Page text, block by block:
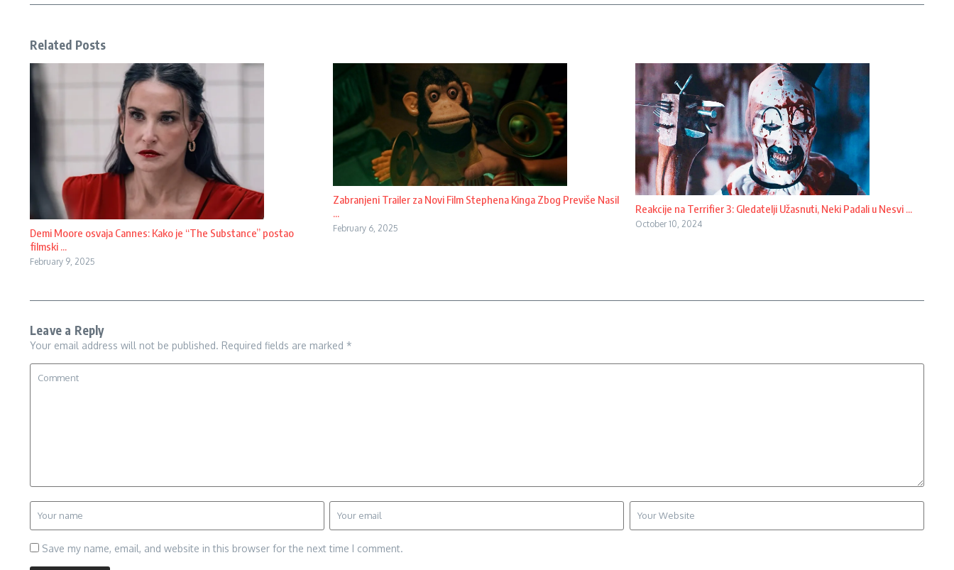
Related Posts
Demi Moore osvaja Cannes: Kako je “The Substance” postao
filmski ...
February 9, 2025
Zabranjeni Trailer za Novi Film Stephena Kinga Zbog Previše Nasil
...
February 6, 2025
Reakcije na Terrifier 3: Gledatelji Užasnuti, Neki Padali u Nesvi ...
October 10, 2024
Leave a Reply
Your email address will not be published. Required fields are marked *
Save my name, email, and website in this browser for the next time I comment.